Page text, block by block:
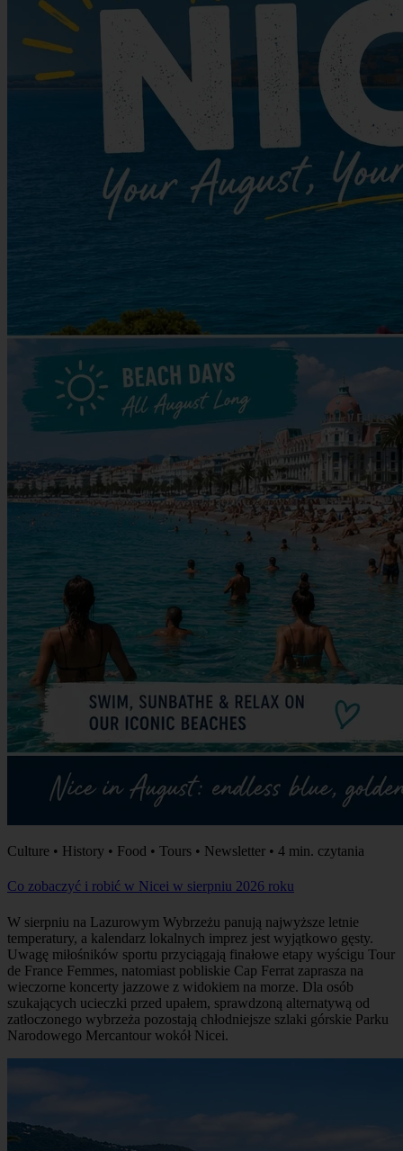
Culture • History • Food • Tours • Newsletter • 4 min. czytania
Co zobaczyć i robić w Nicei w sierpniu 2026 roku
W sierpniu na Lazurowym Wybrzeżu panują najwyższe letnie
temperatury, a kalendarz lokalnych imprez jest wyjątkowo gęsty.
Uwagę miłośników sportu przyciągają finałowe etapy wyścigu Tour
de France Femmes, natomiast pobliskie Cap Ferrat zaprasza na
wieczorne koncerty jazzowe z widokiem na morze. Dla osób
szukających ucieczki przed upałem, sprawdzoną alternatywą od
zatłoczonego wybrzeża pozostają chłodniejsze szlaki górskie Parku
Narodowego Mercantour wokół Nicei.